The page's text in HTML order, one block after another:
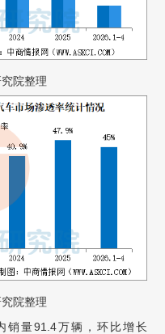
院整理
院整理
销量91.4万辆，环比增长